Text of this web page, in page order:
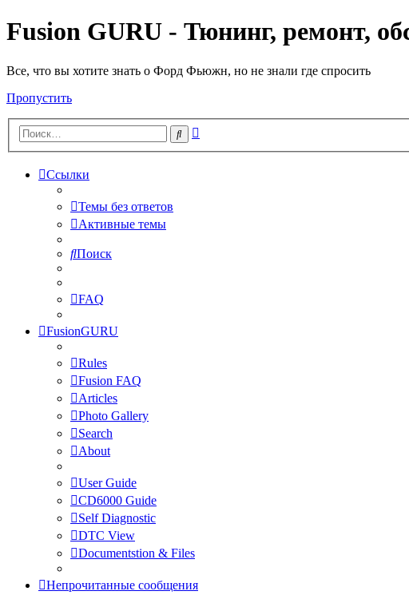
Fusion GURU - Тюнинг, ремонт,
Все, что вы хотите знать о Форд Фьюжн, но не знали где спросить
Пропустить
Поиск
Ссылки
Темы без ответов
Активные темы
Поиск
FAQ
FusionGURU
Rules
Fusion FAQ
Articles
Photo Gallery
Search
About
User Guide
CD6000 Guide
Self Diagnostic
DTC View
Documentstion & Files
Непрочитанные сообщения